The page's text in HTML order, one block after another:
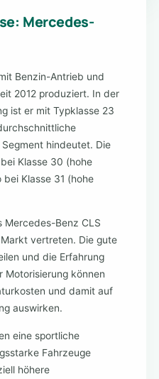
Mercedes-
Benzin-Antrieb und
2012 produziert. In der
ist er mit Typklasse 23
hindeutet. Die
Klasse 30 (hohe
bei Klasse 31 (hohe
Mercedes-Benz CLS
vertreten. Die gute
und die Erfahrung
Motorisierung können
und damit auf
auswirken.
eine sportliche
Fahrzeuge
höhere